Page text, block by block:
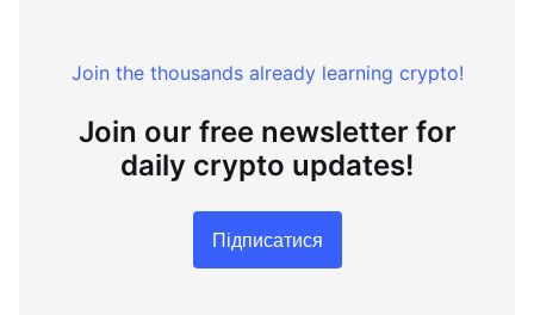
Join the thousands already learning crypto!
Join our free newsletter for
daily crypto updates!
Підписатися